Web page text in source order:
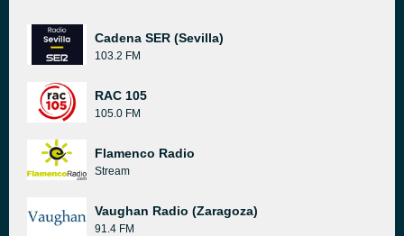
Cadena SER (Sevilla)
103.2 FM
RAC 105
105.0 FM
Flamenco Radio
Stream
Vaughan Radio (Zaragoza)
91.4 FM